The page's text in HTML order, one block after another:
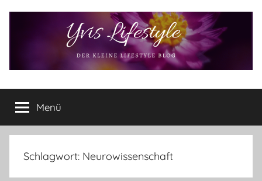
Yvis
Lifestyle
Lifestyle
Blog
–
Lifestyle,
Menü
Schlagwort: Neurowissenschaft